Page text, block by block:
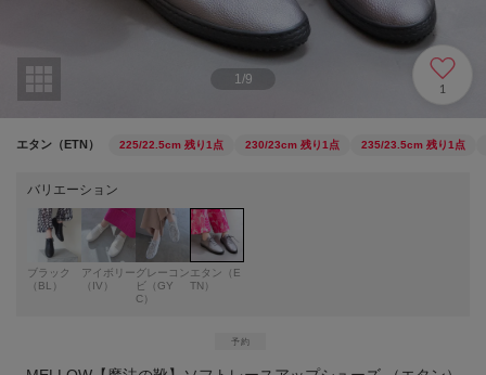
1 /9
1
エタン（ETN） 225/22.5cm 残り1点 230/23cm 残り1点 235/23.5cm 残り1点
バリエーション
ブラック
（BL）
アイボリー
（IV）
グレーコン
ビ（GY
C）
エタン（E
TN）